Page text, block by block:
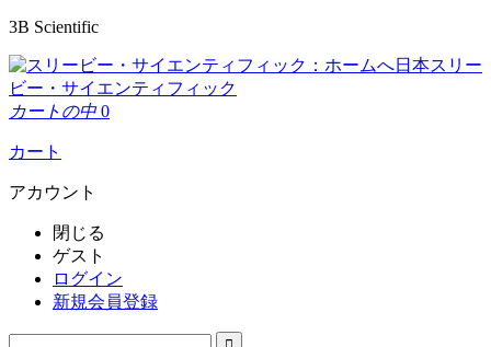
3B Scientific
日本スリー
ビー・サイエンティフィック
カートの中 0
カート
アカウント
閉じる
ゲスト
ログイン
新規会員登録